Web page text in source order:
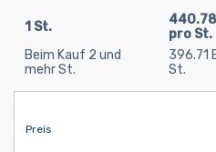
1 St.
440.78
pro St.
Beim Kauf 2 und
mehr St.
396.71
St.
Preis